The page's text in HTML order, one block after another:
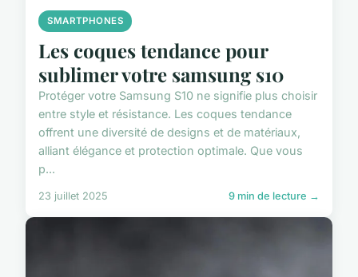
SMARTPHONES
Les coques tendance pour
sublimer votre samsung s10
Protéger votre Samsung S10 ne signifie plus choisir
entre style et résistance. Les coques tendance
offrent une diversité de designs et de matériaux,
alliant élégance et protection optimale. Que vous
p...
23 juillet 2025 9 min de lecture →